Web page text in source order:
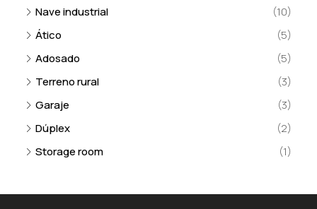
Nave industrial
(10)
Ático
(5)
Adosado
(5)
Terreno rural
(3)
Garaje
(3)
Dúplex
(2)
Storage room
(1)